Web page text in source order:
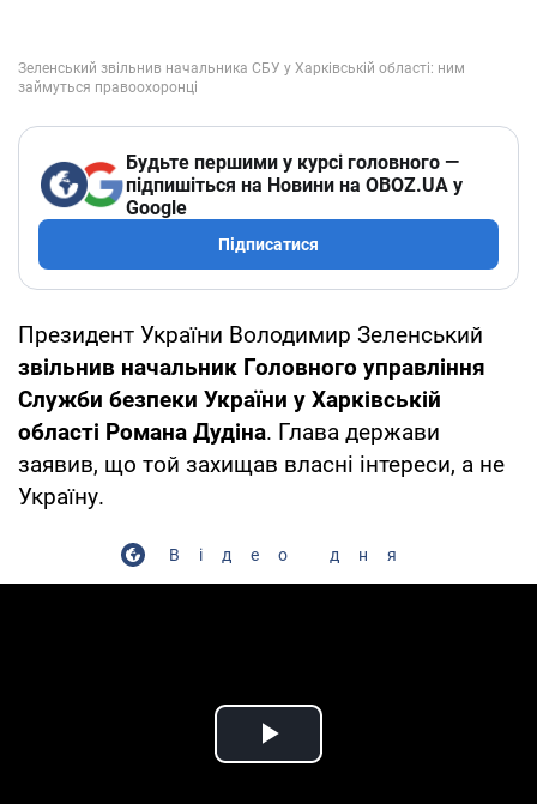
Будьте першими у курсі головного —
підпишіться на Новини на OBOZ.UA у
Google
Підписатися
Президент України Володимир Зеленський
звільнив начальник Головного управління
Служби безпеки України у Харківській
області Романа Дудіна. Глава держави
заявив, що той захищав власні інтереси, а не
Україну.
Відео дня
Play Video